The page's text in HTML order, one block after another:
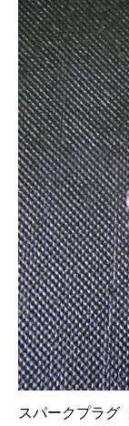
スパークプラグ